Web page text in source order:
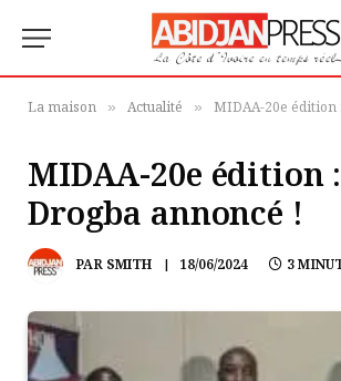
La maison » Actualité » MIDAA-20e édition :
MIDAA-20e édition
Drogba annoncé !
PAR SMITH 18/06/2024 3